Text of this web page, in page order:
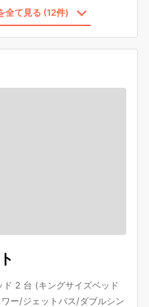
全て見る (12件)
2 台 (キングサイズベッド
ー/ジェットバス/ダブルシン